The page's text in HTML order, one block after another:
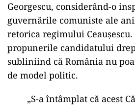
Georgescu, considerând-o
guvernările comuniste ale
retorica regimului
propunerile candidatului
subliniind că România nu
de model politic.
„S-a întâmplat că acest